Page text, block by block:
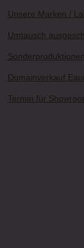
Unsere Marken /
Umtausch
Sonderproduktionen
Domainverkauf
Termin für